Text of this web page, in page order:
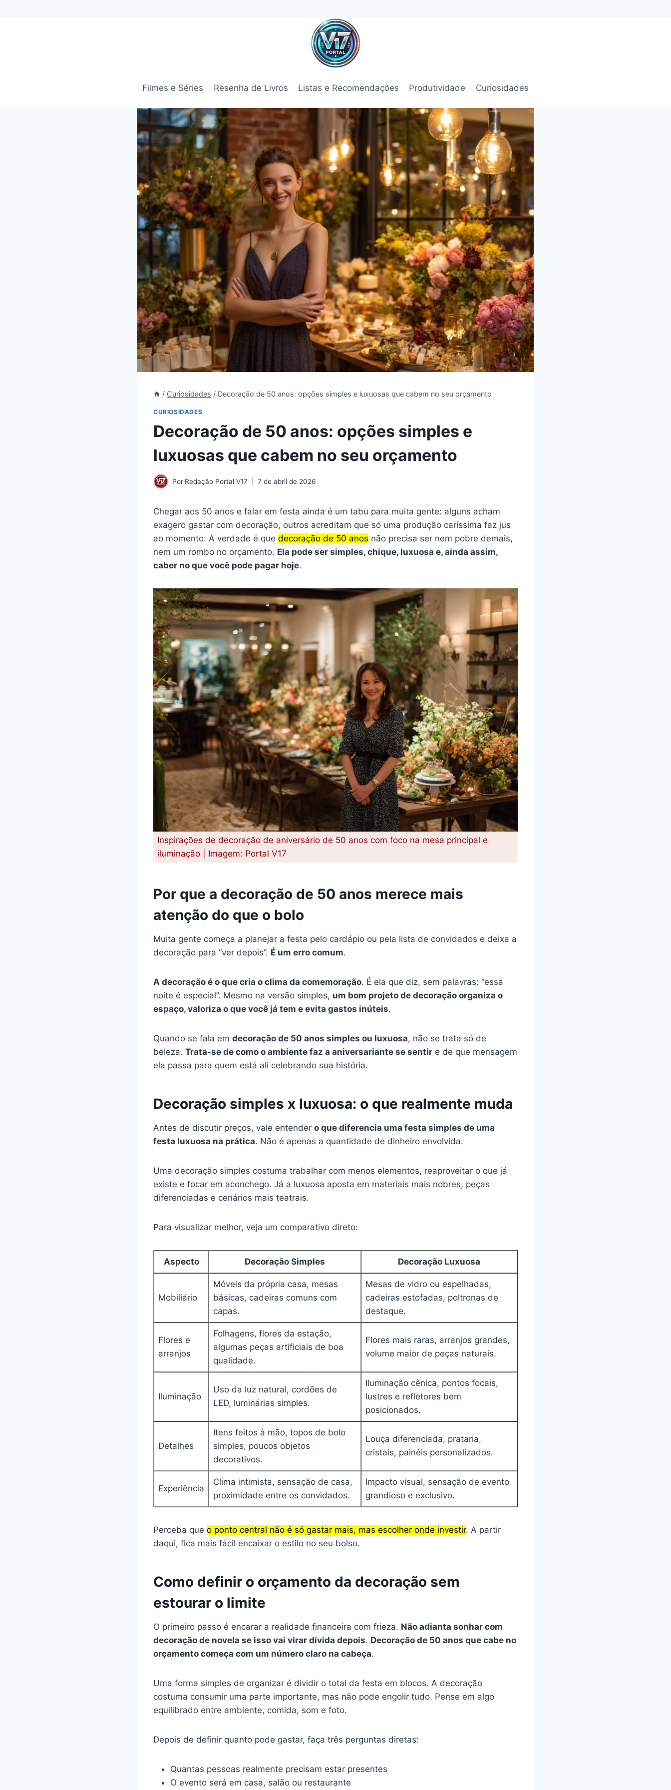
Filmes e Séries Resenha de Livros Listas e Recomendações Produtividade Curiosidades
/ Curiosidades / Decoração de 50 anos: opções simples e luxuosas que cabem no seu orçamento
CURIOSIDADES
Decoração de 50 anos: opções simples e
luxuosas que cabem no seu orçamento
Por Redação Portal V17 7 de abril de 2026
Chegar aos 50 anos e falar em festa ainda é um tabu para muita gente: alguns acham
exagero gastar com decoração, outros acreditam que só uma produção caríssima faz jus
ao momento. A verdade é que decoração de 50 anos não precisa ser nem pobre demais,
nem um rombo no orçamento. Ela pode ser simples, chique, luxuosa e, ainda assim,
caber no que você pode pagar hoje.
Inspirações de decoração de aniversário de 50 anos com foco na mesa principal e
iluminação | Imagem: Portal V17
Por que a decoração de 50 anos merece mais
atenção do que o bolo
Muita gente começa a planejar a festa pelo cardápio ou pela lista de convidados e deixa a
decoração para “ver depois”. É um erro comum.
A decoração é o que cria o clima da comemoração. É ela que diz, sem palavras: “essa
noite é especial”. Mesmo na versão simples, um bom projeto de decoração organiza o
espaço, valoriza o que você já tem e evita gastos inúteis.
Quando se fala em decoração de 50 anos simples ou luxuosa, não se trata só de
beleza. Trata-se de como o ambiente faz a aniversariante se sentir e de que mensagem
ela passa para quem está ali celebrando sua história.
Decoração simples x luxuosa: o que realmente muda
Antes de discutir preços, vale entender o que diferencia uma festa simples de uma
festa luxuosa na prática. Não é apenas a quantidade de dinheiro envolvida.
Uma decoração simples costuma trabalhar com menos elementos, reaproveitar o que já
existe e focar em aconchego. Já a luxuosa aposta em materiais mais nobres, peças
diferenciadas e cenários mais teatrais.
Para visualizar melhor, veja um comparativo direto:
Aspecto Decoração Simples Decoração Luxuosa
Mobiliário
Móveis da própria casa, mesas
básicas, cadeiras comuns com
capas.
Mesas de vidro ou espelhadas,
cadeiras estofadas, poltronas de
destaque.
Flores e
arranjos
Folhagens, flores da estação,
algumas peças artificiais de boa
qualidade.
Flores mais raras, arranjos grandes,
volume maior de peças naturais.
Iluminação
Uso da luz natural, cordões de
LED, luminárias simples.
Iluminação cênica, pontos focais,
lustres e refletores bem
posicionados.
Detalhes
Itens feitos à mão, topos de bolo
simples, poucos objetos
decorativos.
Louça diferenciada, prataria,
cristais, painéis personalizados.
Experiência
Clima intimista, sensação de casa,
proximidade entre os convidados.
Impacto visual, sensação de evento
grandioso e exclusivo.
Perceba que o ponto central não é só gastar mais, mas escolher onde investir. A partir
daqui, fica mais fácil encaixar o estilo no seu bolso.
Como definir o orçamento da decoração sem
estourar o limite
O primeiro passo é encarar a realidade financeira com frieza. Não adianta sonhar com
decoração de novela se isso vai virar dívida depois. Decoração de 50 anos que cabe no
orçamento começa com um número claro na cabeça.
Uma forma simples de organizar é dividir o total da festa em blocos. A decoração
costuma consumir uma parte importante, mas não pode engolir tudo. Pense em algo
equilibrado entre ambiente, comida, som e foto.
Depois de definir quanto pode gastar, faça três perguntas diretas:
Quantas pessoas realmente precisam estar presentes
O evento será em casa, salão ou restaurante